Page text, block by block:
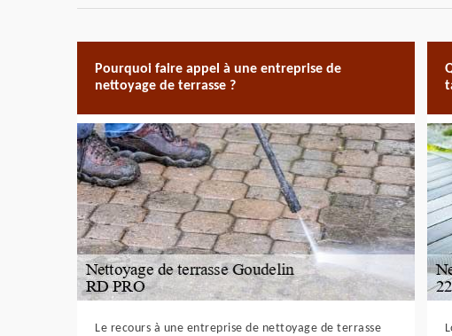
Pourquoi faire appel à une entreprise de
nettoyage de terrasse ?
Le recours à une entreprise de nettoyage de terrasse